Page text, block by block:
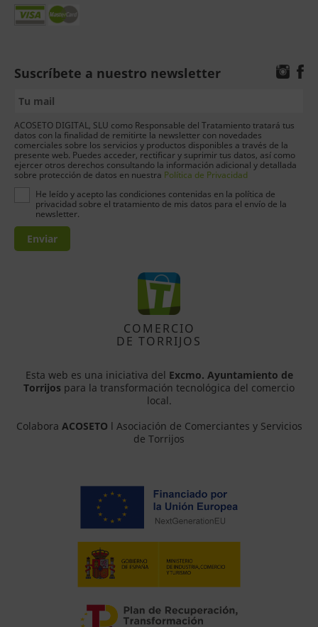
Suscríbete a nuestro newsletter
ACOSETO DIGITAL, SLU como Responsable del Tratamiento tratará tus
datos con la finalidad de remitirte la newsletter con novedades
comerciales sobre los servicios y productos disponibles a través de la
presente web. Puedes acceder, rectificar y suprimir tus datos, así como
ejercer otros derechos consultando la información adicional y detallada
sobre protección de datos en nuestra Política de Privacidad
He leído y acepto las condiciones contenidas en la política de
privacidad sobre el tratamiento de mis datos para el envío de la
newsletter.
Enviar
COMERCIO
DE TORRIJOS
Esta web es una iniciativa del Excmo. Ayuntamiento de
Torrijos para la transformación tecnológica del comercio
local.
Colabora ACOSETO l Asociación de Comerciantes y Servicios
de Torrijos